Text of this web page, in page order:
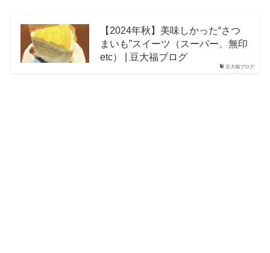
豆大福ブログ
【2024年秋】美味しかった“さつ
まいも”スイーツ（スーパー、無印
etc） | 豆大福ブログ